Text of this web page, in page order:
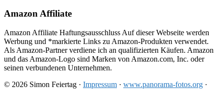
Amazon Affiliate
Amazon Affiliate Haftungsausschluss Auf dieser Webseite werden
Werbung und *markierte Links zu Amazon-Produkten verwendet.
Als Amazon-Partner verdiene ich an qualifizierten Käufen. Amazon
und das Amazon-Logo sind Marken von Amazon.com, Inc. oder
seinen verbundenen Unternehmen.
© 2026 Simon Feiertag · Impressum · www.panorama-fotos.org ·